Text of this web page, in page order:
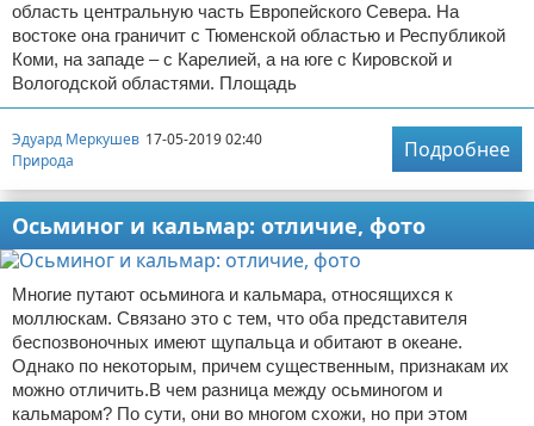
область центральную часть Европейского Севера. На
востоке она граничит с Тюменской областью и Республикой
Коми, на западе – с Карелией, а на юге с Кировской и
Вологодской областями. Площадь
Эдуард Меркушев 17-05-2019 02:40
Природа
Подробнее
Осьминог и кальмар: отличие, фото
Многие путают осьминога и кальмара, относящихся к
моллюскам. Связано это с тем, что оба представителя
беспозвоночных имеют щупальца и обитают в океане.
Однако по некоторым, причем существенным, признакам их
можно отличить.В чем разница между осьминогом и
кальмаром? По сути, они во многом схожи, но при этом